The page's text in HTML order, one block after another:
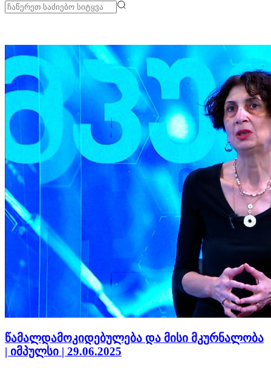
წამალდამოკიდებულება და მისი მკურნალობა
| იმპულსი | 29.06.2025